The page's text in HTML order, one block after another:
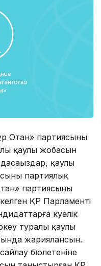
Отан» партиясының
қаулы жобасын
қаулы
партиялық
партиясының
ҚР Парламенті
куәлік
туралы қаулы
жариялансын.
бюлетеніне